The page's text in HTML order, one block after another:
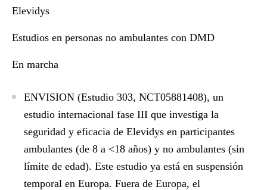
Elevidys
Estudios en personas no ambulantes con DMD
En marcha
ENVISION (Estudio 303, NCT05881408), un
estudio internacional fase III que investiga la
seguridad y eficacia de Elevidys en participantes
ambulantes (de 8 a <18 años) y no ambulantes (sin
límite de edad). Este estudio ya está en suspensión
temporal en Europa. Fuera de Europa, el